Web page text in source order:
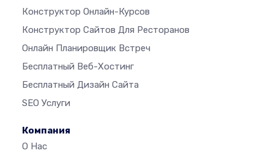
Конструктор Онлайн-Курсов
Конструктор Сайтов Для Ресторанов
Онлайн Планировщик Встреч
Бесплатный Веб-Хостинг
Бесплатный Дизайн Сайта
SEO Услуги
Компания
О Нас